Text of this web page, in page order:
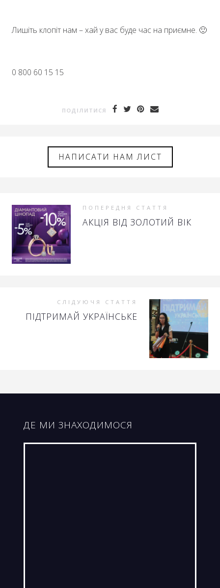
Лишіть клопіт нам – хай у вас буде час на приємне. 🙂
0 800 60 15 15
ПОДIЛИТИСЯ
НАПИСАТИ НАМ ЛИСТ
ПОПЕРЕДНЯ СТАТТЯ
АКЦІЯ ВІД ЗОЛОТИЙ ВІК
СЛІДУЮЧЯ СТАТТЯ
ПІДТРИМАЙ УКРАЇНСЬКЕ
ДЕ МИ ЗНАХОДИМОСЯ